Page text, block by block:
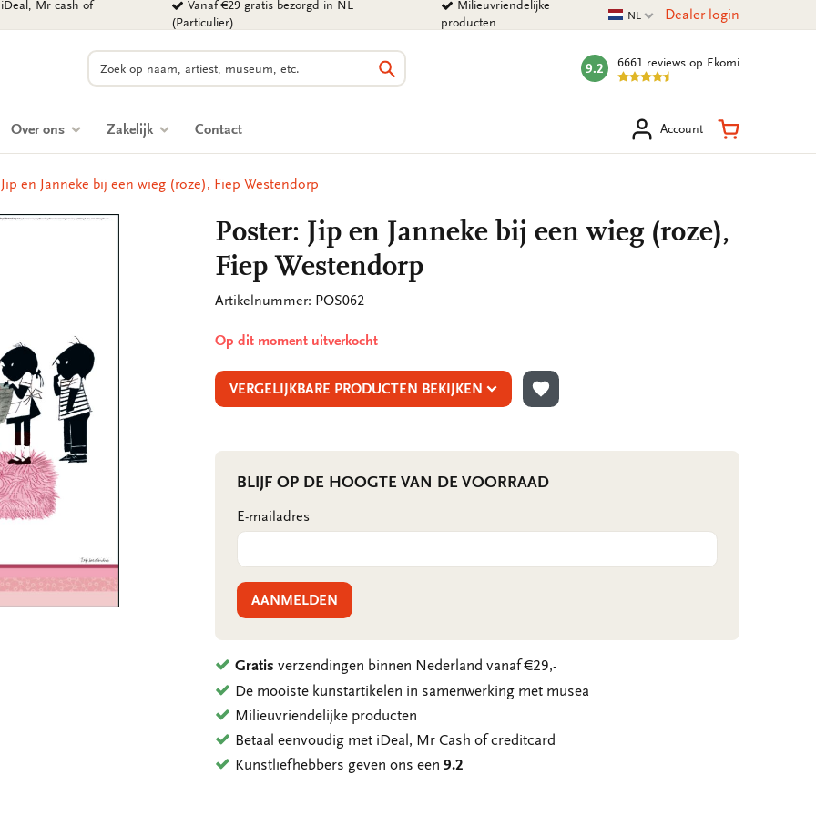
Mr cash of
Vanaf €29 gratis bezorgd in NL
(Particulier)
Milieuvriendelijke
producten
Huidige taal
NL Dealer login
Zoeken
Zoeken
mark:
9.2 6661 reviews op Ekomi
Over ons Zakelijk Contact Account Winkelmand
en Janneke bij een wieg (roze), Fiep Westendorp
Poster: Jip en Janneke bij een wieg (roze),
Fiep Westendorp
Artikelnummer: POS062
Op dit moment uitverkocht
VERGELIJKBARE PRODUCTEN BEKIJKEN
TOEVOEGEN AAN VERLANGLIJST
BLIJF OP DE HOOGTE VAN DE VOORRAAD
E-mailadres
AANMELDEN
Gratis verzendingen binnen Nederland vanaf €29,-
De mooiste kunstartikelen in samenwerking met musea
Milieuvriendelijke producten
Betaal eenvoudig met iDeal, Mr Cash of creditcard
Kunstliefhebbers geven ons een9.2